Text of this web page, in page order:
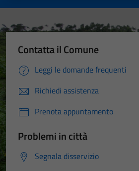
Contatta il Comune
Leggi le domande frequenti
Richiedi assistenza
Prenota appuntamento
Problemi in città
Segnala disservizio